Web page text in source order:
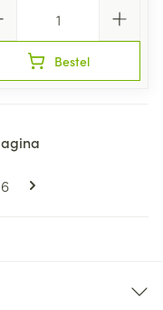
Bestel
pagina
Pagina
6